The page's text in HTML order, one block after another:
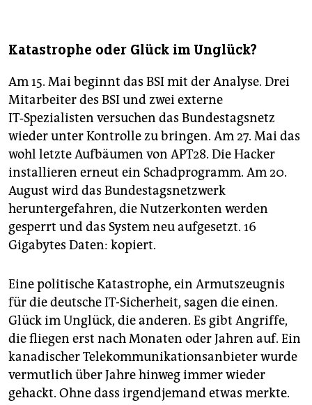
Katastrophe oder Glück im Unglück?
Am 15. Mai beginnt das BSI mit der Analyse. Drei
Mitarbeiter des BSI und zwei externe
IT‑Spezialisten versuchen das Bundestagsnetz
wieder unter Kontrolle zu bringen. Am 27. Mai das
wohl letzte Aufbäumen von APT28. Die Hacker
installieren erneut ein Schadprogramm. Am 20.
August wird das Bundestagsnetzwerk
heruntergefahren, die Nutzerkonten werden
gesperrt und das System neu aufgesetzt. 16
Gigabytes Daten: kopiert.
Eine politische Katastrophe, ein ­Armutszeugnis
für die deutsche IT-Sicherheit, sagen die einen.
Glück im Unglück, die anderen. Es gibt Angriffe,
die fliegen erst nach Monaten oder Jahren auf. Ein
kanadischer Telekommunikationsanbieter wurde
vermutlich über Jahre hinweg immer wieder
gehackt. Ohne dass irgendjemand etwas merkte.